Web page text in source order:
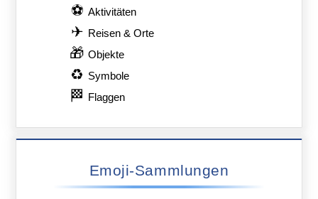
⚽ Aktivitäten
✈ Reisen & Orte
🎁 Objekte
♻ Symbole
🏁 Flaggen
Emoji-Sammlungen